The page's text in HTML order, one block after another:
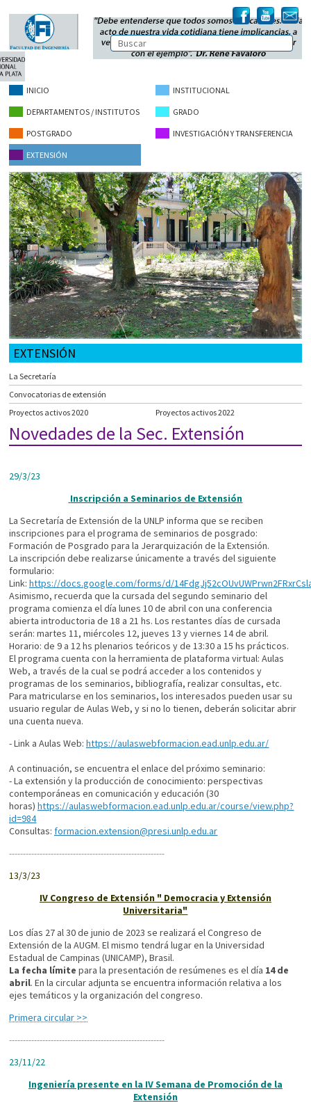
INICIO INSTITUCIONAL
DEPARTAMENTOS / INSTITUTOS GRADO
POSTGRADO INVESTIGACIÓN Y TRANSFERENCIA
EXTENSIÓN
EXTENSIÓN
La Secretaría
Convocatorias de extensión
Proyectos activos 2020
Proyectos activos 2022
Novedades de la Sec. Extensión
29/3/23
Inscripción a Seminarios de Extensión
La Secretaría de Extensión de la UNLP informa que se reciben
inscripciones para el programa de seminarios de posgrado:
Formación de Posgrado para la Jerarquización de la Extensión.
La inscripción debe realizarse únicamente a través del siguiente
formulario:
Link:https://docs.google.com/forms/d/
Asimismo, recuerda que la cursada del segundo seminario del
programa comienza el día lunes 10 de abril con una conferencia
abierta introductoria de 18 a 21 hs. Los restantes días de cursada
serán: martes 11, miércoles 12, jueves 13 y viernes 14 de abril.
Horario: de 9 a 12 hs plenarios teóricos y de 13:30 a 15 hs prácticos.
El programa cuenta con la herramienta de plataforma virtual: Aulas
Web, a través de la cual se podrá acceder a los contenidos y
programas de los seminarios, bibliografía, realizar consultas, etc.
Para matricularse en los seminarios, los interesados pueden usar su
usuario regular de Aulas Web, y si no lo tienen, deberán solicitar abrir
una cuenta nueva.
- Link a Aulas Web:https://aulaswebformacion.ead.unlp.edu.ar/
A continuación, se encuentra el enlace del próximo seminario:
- La extensión y la producción de conocimiento: perspectivas
contemporáneas en comunicación y educación (30
horas)https://aulaswebformacion.ead.unlp.edu.ar/course/view.php?
id=984
Consultas: formacion.extension@presi.unlp.edu.ar
--------------------------------------------------------
13/3/23
IV Congreso de Extensión " Democracia y Extensión
Universitaria"
Los días 27 al 30 de junio de 2023 se realizará el Congreso de
Extensión de la AUGM. El mismo tendrá lugar en la Universidad
Estadual de Campinas (UNICAMP), Brasil.
La fecha límite para la presentación de resúmenes es el día 14 de
abril. En la circular adjunta se encuentra información relativa a los
ejes temáticos y la organización del congreso.
Primera circular >>
--------------------------------------------------------
23/11/22
Ingeniería presente en la IV Semana de Promoción de la
Extensión